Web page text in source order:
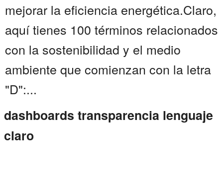
mejorar la eficiencia energética.Claro,
aquí tienes 100 términos relacionados
con la sostenibilidad y el medio
ambiente que comienzan con la letra
"D":...
dashboards transparencia lenguaje
claro